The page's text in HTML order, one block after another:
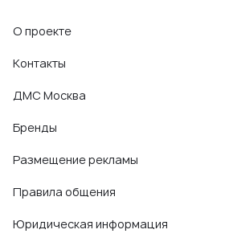
О проекте
Контакты
ДМС Москва
Бренды
Размещение рекламы
Правила общения
Юридическая информация